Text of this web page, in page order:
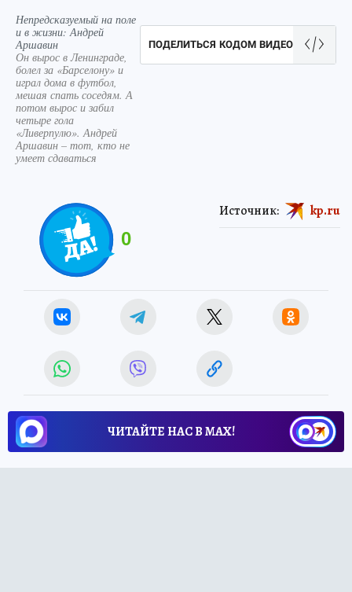
Непредсказуемый на поле
и в жизни: Андрей
Аршавин
Он вырос в Ленинграде,
болел за «Барселону» и
играл дома в футбол,
мешая спать соседям. А
потом вырос и забил
четыре гола
«Ливерпулю». Андрей
Аршавин – тот, кто не
умеет сдаваться
ПОДЕЛИТЬСЯ КОДОМ ВИДЕО
0
Источник: kp.ru
ЧИТАЙТЕ НАС В МАХ!